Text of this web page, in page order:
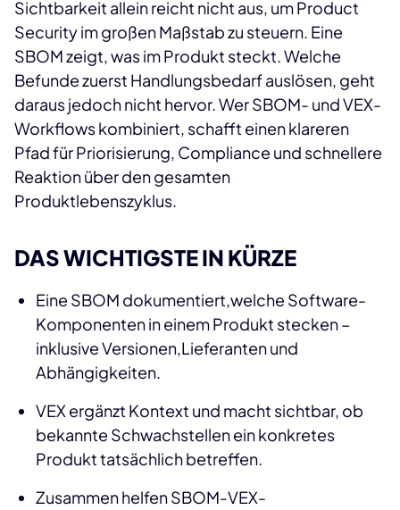
Sichtbarkeit allein reicht nicht aus, um Product
Security im großen Maßstab zu steuern. Eine
SBOM zeigt, was im Produkt steckt. Welche
Befunde zuerst Handlungsbedarf auslösen, geht
daraus jedoch nicht hervor. Wer SBOM- und VEX-
Workflows kombiniert, schafft einen klareren
Pfad für Priorisierung, Compliance und schnellere
Reaktion über den gesamten
Produktlebenszyklus.
DAS WICHTIGSTE IN KÜRZE
Eine SBOM dokumentiert,welche Software-
Komponenten in einem Produkt stecken –
inklusive Versionen,Lieferanten und
Abhängigkeiten.
VEX ergänzt Kontext und macht sichtbar, ob
bekannte Schwachstellen ein konkretes
Produkt tatsächlich betreffen.
Zusammen helfen SBOM-VEX-